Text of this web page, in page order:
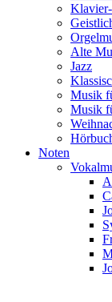
Alte
Jazz
Musik
Musik
Noten